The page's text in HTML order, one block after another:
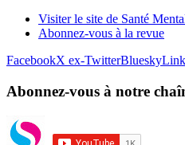
Visiter le site de Santé
Abonnez-vous à la revue
FacebookX ex-TwitterBluesky
Abonnez-vous à notre